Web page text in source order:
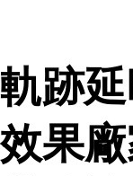
軌跡
效果